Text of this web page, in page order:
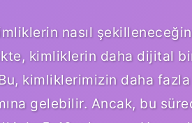
nasıl
kimliklerin daha dijital
kimliklerimizin daha fazla
gelebilir. Ancak, bu